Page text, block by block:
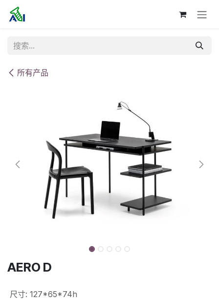
跳至内容
所有产品
AERO D
尺寸: 127*65*74h